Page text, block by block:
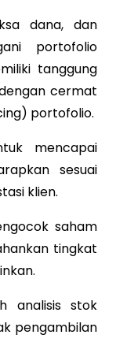
dana, dan
portofolio
tanggung
cermat
portofolio.
mencapai
sesuai
klien.
saham
tingkat
analisis stok
pengambilan